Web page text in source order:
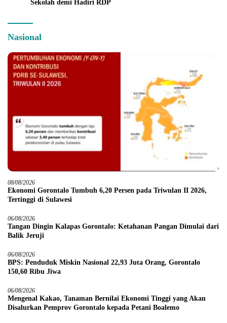
Sekolah demi Hadiri RDP
Nasional
08/08/2026
Ekonomi Gorontalo Tumbuh 6,20 Persen pada Triwulan II 2026,
Tertinggi di Sulawesi
06/08/2026
Tangan Dingin Kalapas Gorontalo: Ketahanan Pangan Dimulai dari
Balik Jeruji
06/08/2026
BPS: Penduduk Miskin Nasional 22,93 Juta Orang, Gorontalo
150,60 Ribu Jiwa
06/08/2026
Mengenal Kakao, Tanaman Bernilai Ekonomi Tinggi yang Akan
Disalurkan Pemprov Gorontalo kepada Petani Boalemo